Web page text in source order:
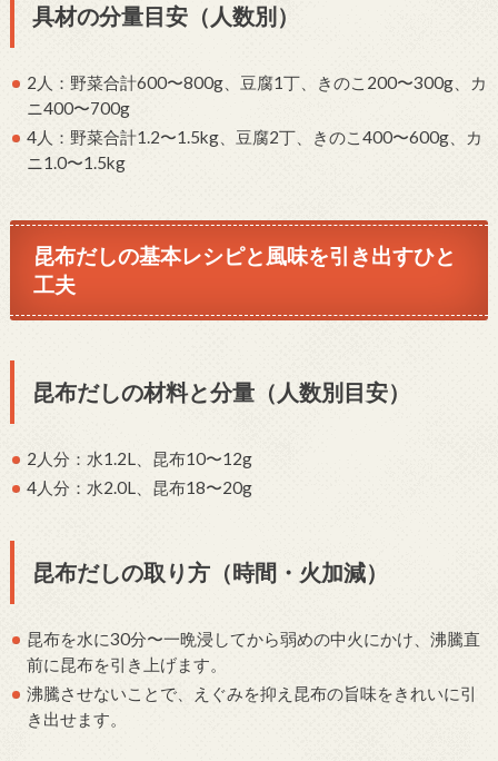
具材の分量目安（人数別）
2人：野菜合計600〜800g、豆腐1丁、きのこ200〜300g、カ
ニ400〜700g
4人：野菜合計1.2〜1.5kg、豆腐2丁、きのこ400〜600g、カ
ニ1.0〜1.5kg
昆布だしの基本レシピと風味を引き出すひと
工夫
昆布だしの材料と分量（人数別目安）
2人分：水1.2L、昆布10〜12g
4人分：水2.0L、昆布18〜20g
昆布だしの取り方（時間・火加減）
昆布を水に30分〜一晩浸してから弱めの中火にかけ、沸騰直
前に昆布を引き上げます。
沸騰させないことで、えぐみを抑え昆布の旨味をきれいに引
き出せます。